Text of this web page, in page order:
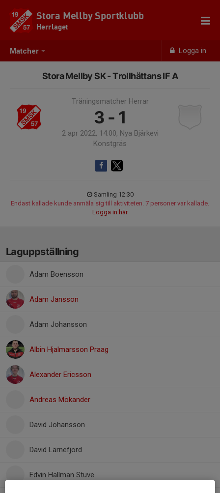
Matcher Logga in
Stora Mellby Sportklubb
Herrlaget
Stora Mellby SK - Trollhättans IF A
Träningsmatcher Herrar
3 - 1
2 apr 2022, 14:00, Nya Bjärkevi
Konstgräs
Samling 12:30
Endast kallade kunde anmäla sig till aktiviteten. 7 personer var kallade.
Logga in här
Laguppställning
Adam Boensson
Adam Jansson
Adam Johansson
Albin Hjalmarsson Praag
Alexander Ericsson
Andreas Mökander
David Johansson
David Lärnefjord
Edvin Hallman Stuve